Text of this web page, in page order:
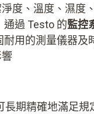
度、溫度、濕度
通過 Testo 的監控
用的測量儀器及
期精確地滿足規